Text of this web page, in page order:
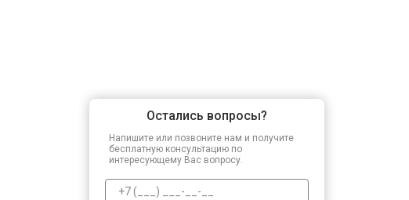
Остались вопросы?
Напишите или позвоните нам и получите
бесплатную консультацию по
интересующему Вас вопросу.